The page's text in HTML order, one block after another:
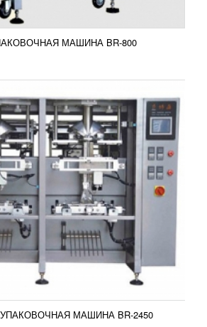
МАШИНА BR-800
МАШИНА BR-2450
УПАКОВОЧНАЯ МАШИНА
в производстве любого товара,
Если вы выпускаете
продукт, но при
Добавить в сравнение